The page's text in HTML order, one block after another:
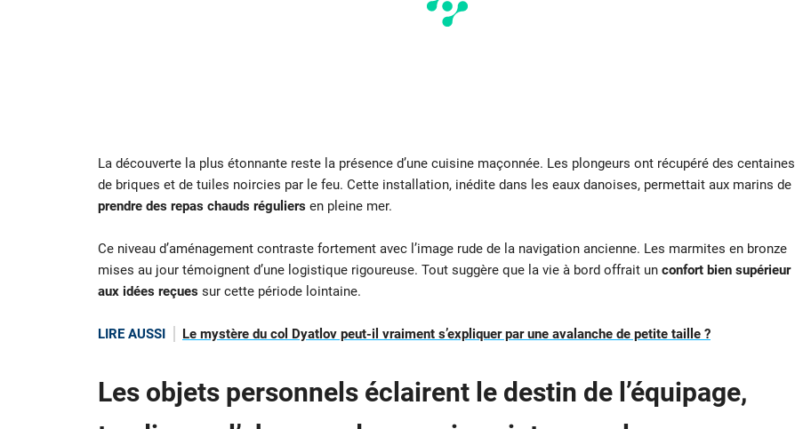
La découverte la plus étonnante reste la présence d’une cuisine maçonnée. Les plongeurs ont récupéré des centaines
de briques et de tuiles noircies par le feu. Cette installation, inédite dans les eaux danoises, permettait aux marins de
prendre des repas chauds réguliersen pleine mer.
Ce niveau d’aménagement contraste fortement avec l’image rude de la navigation ancienne. Les marmites en bronze
mises au jour témoignent d’une logistique rigoureuse. Tout suggère que la vie à bord offrait un confort bien supérieur
aux idées reçuessur cette période lointaine.
LIRE AUSSI Le mystère du col Dyatlov peut-il vraiment s’expliquer par une avalanche de petite taille ?
Les objets personnels éclairent le destin de l’équipage,